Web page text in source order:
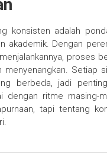
konsisten adalah
akademik. Dengan
proses
menyenangkan. Setiap
berbeda, jadi
dengan ritme masing-
tapi tentang